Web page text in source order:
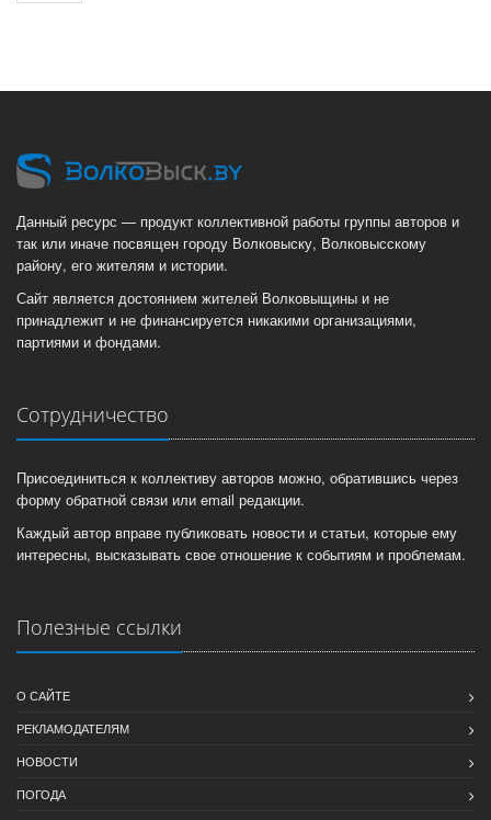
Данный ресурс — продукт коллективной работы группы авторов и
так или иначе посвящен городу Волковыску, Волковысскому
району, его жителям и истории.
Сайт является достоянием жителей Волковыщины и не
принадлежит и не финансируется никакими организациями,
партиями и фондами.
Сотрудничество
Присоединиться к коллективу авторов можно, обратившись через
форму обратной связи или email редакции.
Каждый автор вправе публиковать новости и статьи, которые ему
интересны, высказывать свое отношение к событиям и проблемам.
Полезные ссылки
О САЙТЕ
РЕКЛАМОДАТЕЛЯМ
НОВОСТИ
ПОГОДА